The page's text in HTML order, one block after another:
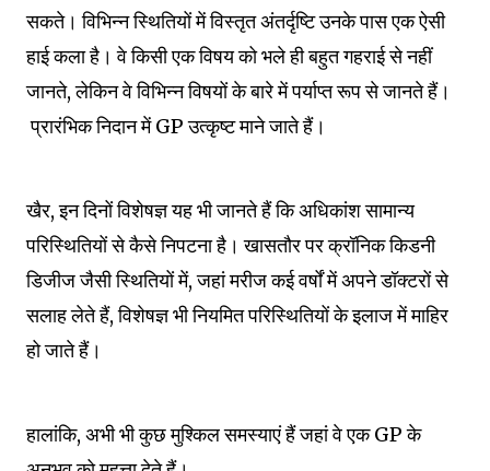
सकते।विभिन्न स्थितियों में विस्तृत अंतर्दृष्टि उनके पास एक ऐसी
हाई कला है।वे किसी एक विषय को भले ही बहुत गहराई से नहीं
जानते, लेकिन वे विभिन्न विषयों के बारे में पर्याप्त रूप से जानते हैं।
प्रारंभिक निदान में GP उत्कृष्ट माने जाते हैं।
खैर, इन दिनों विशेषज्ञ यह भी जानते हैं कि अधिकांश सामान्य
परिस्थितियों से कैसे निपटना है।खासतौर पर क्रॉनिक किडनी
डिजीज जैसी स्थितियों में, जहां मरीज कई वर्षों में अपने डॉक्टरों से
सलाह लेते हैं, विशेषज्ञ भी नियमित परिस्थितियों के इलाज में माहिर
हो जाते हैं।
हालांकि, अभी भी कुछ मुश्किल समस्याएं हैं जहां वे एक GP के